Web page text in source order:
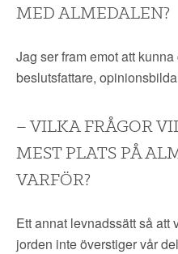
MED ALMEDALEN?
Jag ser fram emot att
beslutsfattare,
– VILKA FRÅGOR
MEST PLATS PÅ
VARFÖR?
Ett annat levnadssätt så att
jorden inte överstiger vår